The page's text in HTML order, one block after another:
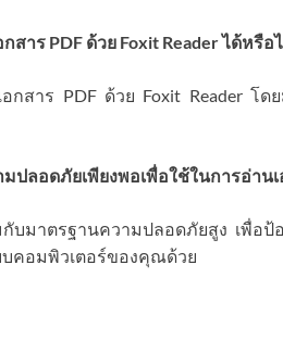
สาร PDF ด้วย Foxit Reader ได้หรือ
กสาร PDF ด้วย Foxit Reader โ
มปลอดภัยเพียงพอเพื่อใช้ในการอ่า
กับมาตรฐานความปลอดภัยสูง เพื่
คอมพิวเตอร์ของคุณด้วย